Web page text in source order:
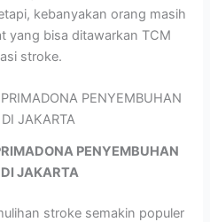
kebanyakan orang masih
yang bisa ditawarkan TCM
stroke.
PENYEMBUHAN
JAKARTA
stroke semakin populer